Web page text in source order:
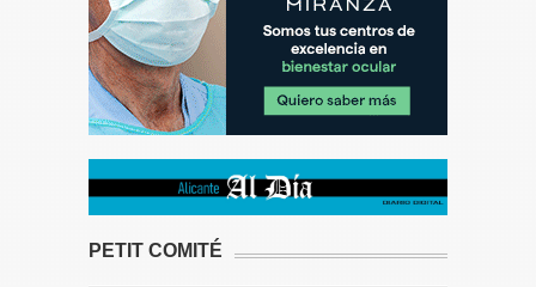
PETIT COMITÉ